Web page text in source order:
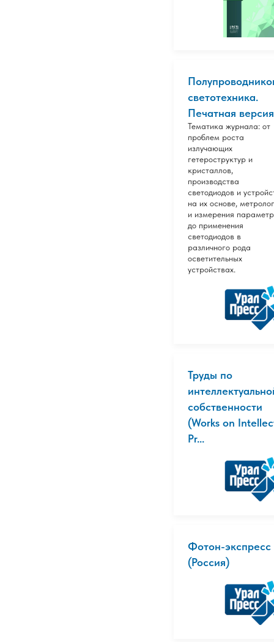
светотехника.
Печатная версия
Тематика журнала: от
проблем роста
излучающих
гетероструктур и
кристаллов,
производства
светодиодов и
на их основе,
и измерения
до применения
светодиодов в
различного рода
осветительных
устройствах.
Труды по
собственности
(Works on
Pr...
Фотон-экспресс
(Россия)